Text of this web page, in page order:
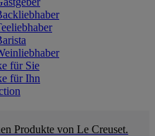
für Sie
für Ihn
Produkte von Le Creuset.